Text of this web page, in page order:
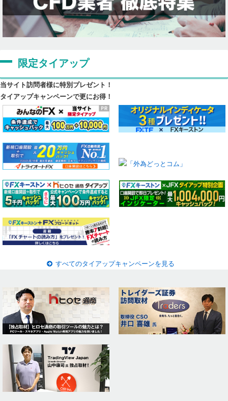
限定タイアップ
当サイト訪問者様に特別プレゼント！
タイアップキャンペーンで更にお得！
すべてのタイアップキャンペーンを見る